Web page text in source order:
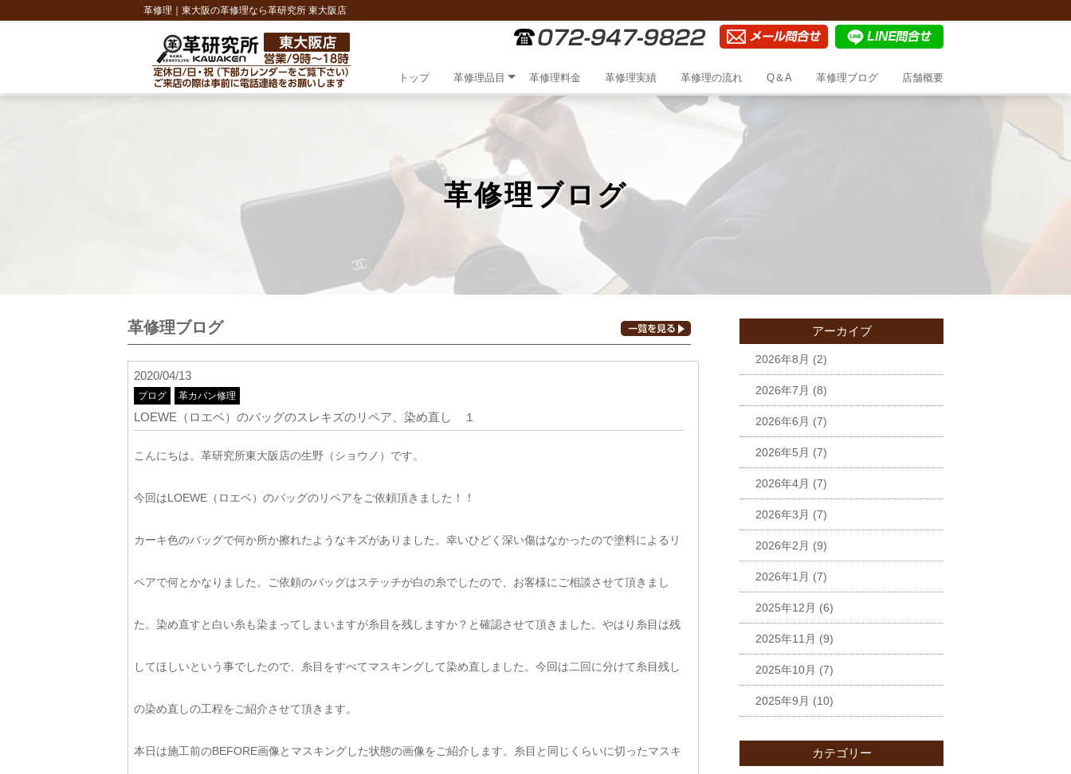
革修理｜東大阪の革修理なら革研究所 東大阪店
トップ 革修理品目 革修理料金 革修理実績 革修理の流れ Q＆A 革修理ブログ 店舗概要
革修理ブログ
革修理ブログ
2020/04/13
ブログ 革カバン修理
LOEWE（ロエベ）のバッグのスレキズのリペア、染め直し １
こんにちは。革研究所東大阪店の生野（ショウノ）です。
今回はLOEWE（ロエベ）のバッグのリペアをご依頼頂きました！！
カーキ色のバッグで何か所か擦れたようなキズがありました。幸いひどく深い傷はなかったので塗料によるリ
ペアで何とかなりました。ご依頼のバッグはステッチが白の糸でしたので、お客様にご相談させて頂きまし
た。染め直すと白い糸も染まってしまいますが糸目を残しますか？と確認させて頂きました。やはり糸目は残
してほしいという事でしたので、糸目をすべてマスキングして染め直しました。今回は二回に分けて糸目残し
の染め直しの工程をご紹介させて頂きます。
本日は施工前のBEFORE画像とマスキングした状態の画像をご紹介します。糸目と同じくらいに切ったマスキ
アーカイブ
2026年8月 (2)
2026年7月 (8)
2026年6月 (7)
2026年5月 (7)
2026年4月 (7)
2026年3月 (7)
2026年2月 (9)
2026年1月 (7)
2025年12月 (6)
2025年11月 (9)
2025年10月 (7)
2025年9月 (10)
カテゴリー